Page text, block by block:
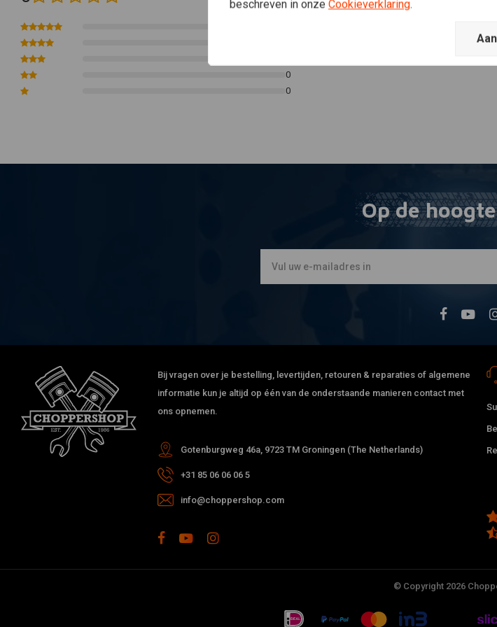
18-20(NU)FXBR Breakout 107
18-22(NU)FXBRS Breakout 114
Opmerking: Kodlin raadt aan 4 x 5/16 ringen te gebruiken voor de installatie.
0
0
Op de
Bij vragen over je bestelling, levertijden, retouren & reparaties of algemene
informatie kun je altijd op één van de onderstaande manieren contact met
ons opnemen.
Gotenburgweg 46a, 9723 TM Groningen (The Netherlands)
+31 85 06 06 06 5
info@choppershop.com
© Copyright 2026
beschreven in onze Cookieverklaring.